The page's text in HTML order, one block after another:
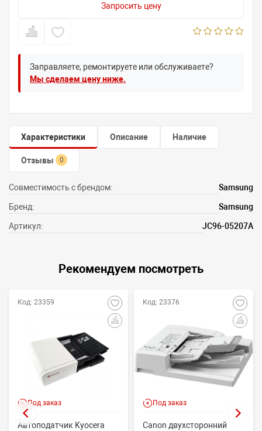
Запросить цену
Заправляете, ремонтируете или обслуживаете?
Мы сделаем цену ниже.
Характеристики Описание Наличие
Отзывы 0
Совместимость с брендом: Samsung
Бренд: Samsung
Артикул: JC96-05207A
Рекомендуем посмотреть
Код: 23359
Под заказ
Автоподатчик Kyocera
Код: 23376
Под заказ
Canon двухсторонний